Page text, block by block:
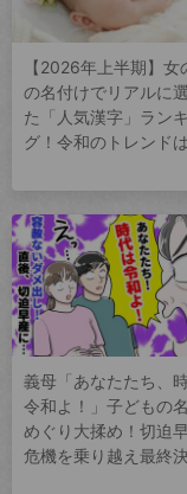
【2026年上半期】女
の名付けでリアルに
た「人気漢字」ラン
グ！令和のトレンド
義母「あなたたち、
令和よ！」子どもの
めぐり大揉め！切迫
危機を乗り越え最終